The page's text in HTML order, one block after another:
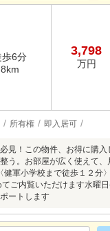
歩6分
3,798
万円
所有権 即入居可
見！この物件、お得に購
う。お部屋が広く使えて
軍小学校まで徒歩１２分
ご内覧いただけます水曜
ートします